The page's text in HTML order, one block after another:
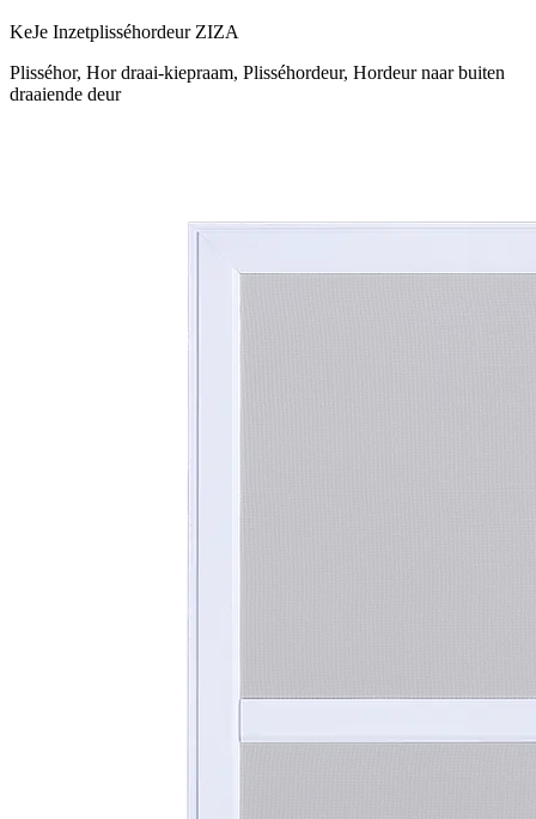
KeJe Inzetplisséhordeur ZIZA
Plisséhor, Hor draai-kiepraam, Plisséhordeur, Hordeur naar buiten
draaiende deur